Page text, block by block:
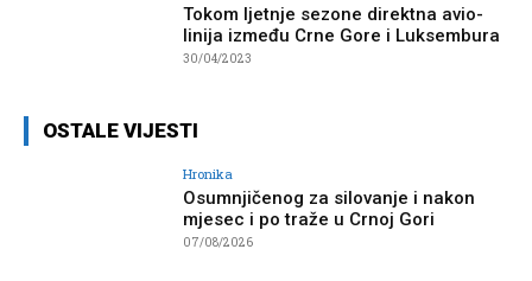
Tokom ljetnje sezone direktna avio-
linija između Crne Gore i Luksembura
30/04/2023
OSTALE VIJESTI
Hronika
Osumnjičenog za silovanje i nakon
mjesec i po traže u Crnoj Gori
07/08/2026